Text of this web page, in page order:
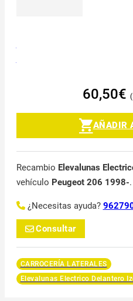
60,50€
AÑADIR
Recambio Elevalunas
vehículo Peugeot 206 1998-.
¿Necesitas ayuda?
Consultar
CARROCERÍA LATERALES
Elevalunas Electrico Delantero